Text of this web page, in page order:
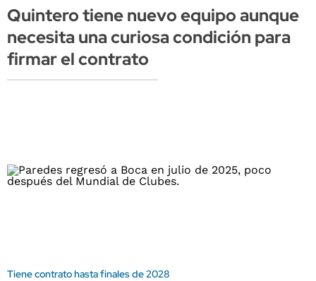
Quintero tiene nuevo equipo aunque
necesita una curiosa condición para
firmar el contrato
Tiene contrato hasta finales de 2028